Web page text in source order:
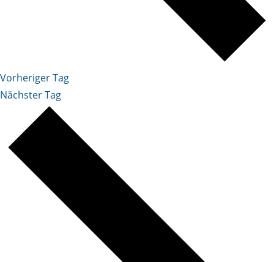
Vorheriger Tag
Nächster Tag